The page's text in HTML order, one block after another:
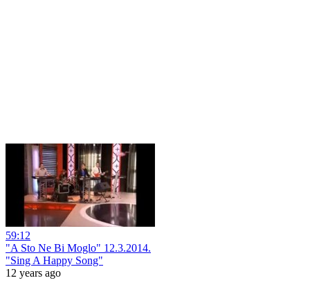
59:12
"A Sto Ne Bi Moglo" 12.3.2014.
"Sing A Happy Song"
12 years ago